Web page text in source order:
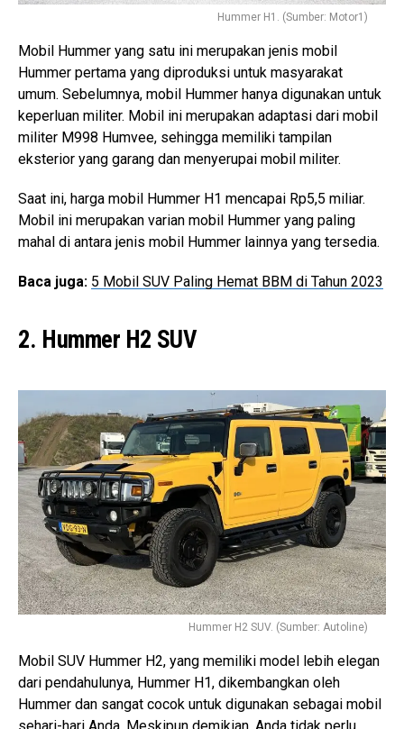
Hummer H1. (Sumber: Motor1)
Mobil Hummer yang satu ini merupakan jenis mobil
Hummer pertama yang diproduksi untuk masyarakat
umum. Sebelumnya, mobil Hummer hanya digunakan untuk
keperluan militer. Mobil ini merupakan adaptasi dari mobil
militer M998 Humvee, sehingga memiliki tampilan
eksterior yang garang dan menyerupai mobil militer.
Saat ini, harga mobil Hummer H1 mencapai Rp5,5 miliar.
Mobil ini merupakan varian mobil Hummer yang paling
mahal di antara jenis mobil Hummer lainnya yang tersedia.
Baca juga: 5 Mobil SUV Paling Hemat BBM di Tahun 2023
2. Hummer H2 SUV
Hummer H2 SUV. (Sumber: Autoline)
Mobil SUV Hummer H2, yang memiliki model lebih elegan
dari pendahulunya, Hummer H1, dikembangkan oleh
Hummer dan sangat cocok untuk digunakan sebagai mobil